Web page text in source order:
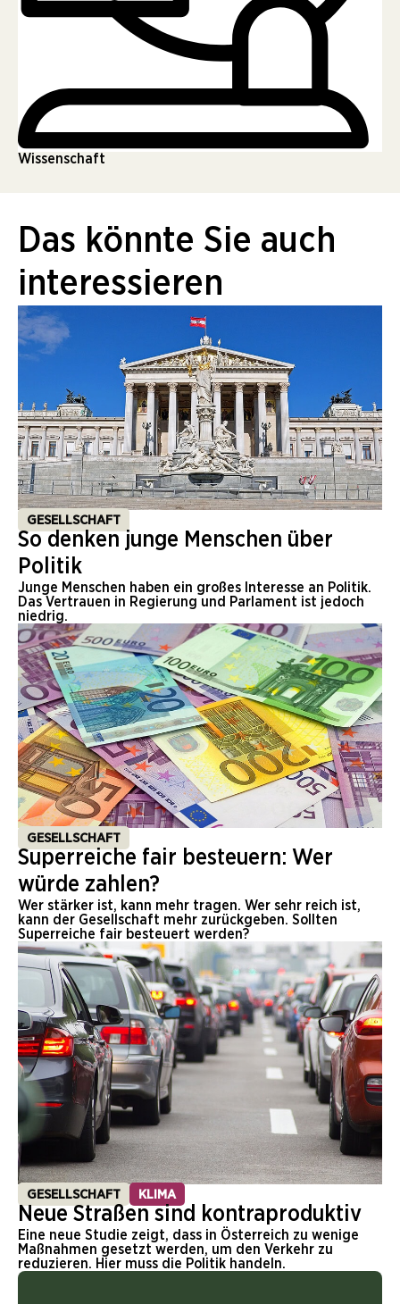
Wissenschaft
Das könnte Sie auch
interessieren
GESELLSCHAFT
So denken junge Menschen über
Politik
Junge Menschen haben ein großes Interesse an Politik.
Das Vertrauen in Regierung und Parlament ist jedoch
niedrig.
GESELLSCHAFT
Superreiche fair besteuern: Wer
würde zahlen?
Wer stärker ist, kann mehr tragen. Wer sehr reich ist,
kann der Gesellschaft mehr zurückgeben. Sollten
Superreiche fair besteuert werden?
GESELLSCHAFT KLIMA
Neue Straßen sind kontraproduktiv
Eine neue Studie zeigt, dass in Österreich zu wenige
Maßnahmen gesetzt werden, um den Verkehr zu
reduzieren. Hier muss die Politik handeln.